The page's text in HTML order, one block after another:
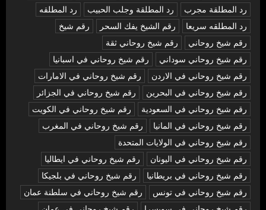
رد المطلقة مجرب
رد المطلقة وجلب الحبيب
رد المطلقه
رد المطلقه سريعا
رقم الشيخ يفك السحر
رقم شيخ
رقم شيخ روحاني
رقم شيخ روحاني ثقة
رقم شيخ روحاني سوداني
رقم شيخ روحاني في اسبانيا
رقم شيخ روحاني في الاردن
رقم شيخ روحاني في الامارات
رقم شيخ روحاني في البحرين
رقم شيخ روحاني في الجزائر
رقم شيخ روحاني في السعودية
رقم شيخ روحاني في الكويت
رقم شيخ روحاني في المانيا
رقم شيخ روحاني في المغرب
رقم شيخ روحاني في الولايات المتحدة
رقم شيخ روحاني في اليونان
رقم شيخ روحاني في ايطاليا
رقم شيخ روحاني في بريطانيا
رقم شيخ روحاني في بلجيكا
رقم شيخ روحاني في تونس
رقم شيخ روحاني في سلطنة عمان